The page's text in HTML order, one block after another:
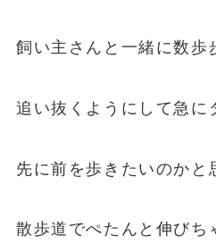
飼い主さんと一緒に数歩
追い抜くようにして急に
先に前を歩きたいのか
散歩道でぺたんと伸びち